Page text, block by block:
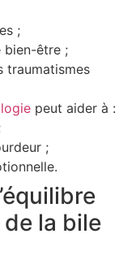
;
bien-être ;
traumatismes
peut aider à :
;
la bile